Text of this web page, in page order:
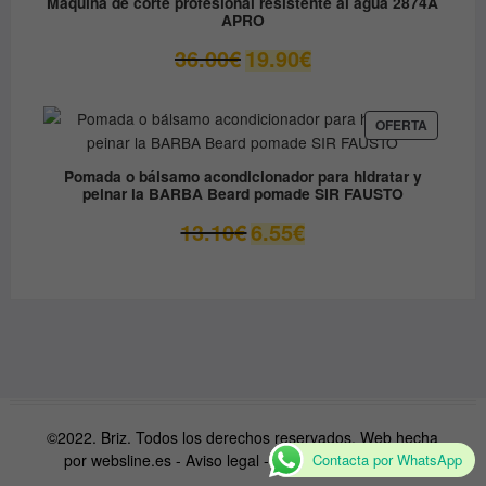
APRO
36.00€ El
precio
era:
36.00€.
19.90€El
precio
es:
19.90€.
OFERTA
EN
Pomada o bálsamo acondicionador para hidratar y
peinar la BARBA Beard pomade SIR FAUSTO
13.10€El
precio
6.55€El
precio
©2022. Briz. Todos los derechos reservados. Web hecha
por websline.es- Aviso legal -Condiciones de venta
Contacta por WhatsApp